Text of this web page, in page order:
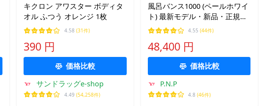
キクロン アワスター ボディタ
オル ふつう オレンジ 1枚
4.58 (31件)
390 円
価格比較
サンドラッグe-shop
4.49 (54,258件)
風呂バンス1000 (ペールホワイ
ト) 最新モデル・新品・正規代
理店販売 日本製 バスヒーター
保温 簡易 湯沸かし 追い焚き
4.55 (44件)
48,400 円
価格比較
P.N.P
4.8 (46件)